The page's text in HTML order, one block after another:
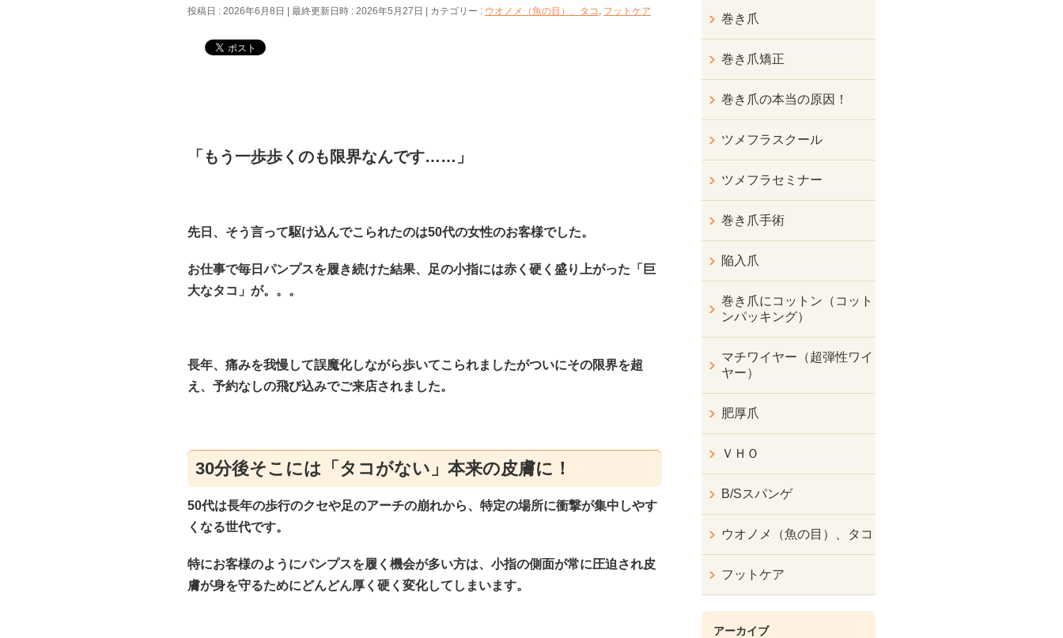
投稿日 : 2026年6月8日 最終更新日時 : 2026年5月27日 カテゴリー : ウオノメ（魚の目）、タコ , フットケア
「もう一歩歩くのも限界なんです……」
先日、そう言って駆け込んでこられたのは50代の女性のお客様でした。
お仕事で毎日パンプスを履き続けた結果、足の小指には赤く硬く盛り上がった「巨
大なタコ」が。。。
長年、痛みを我慢して誤魔化しながら歩いてこられましたがついにその限界を超
え、予約なしの飛び込みでご来店されました。
30分後そこには「タコがない」本来の皮膚に！
50代は長年の歩行のクセや足のアーチの崩れから、特定の場所に衝撃が集中しやす
くなる世代です。
特にお客様のようにパンプスを履く機会が多い方は、小指の側面が常に圧迫され皮
膚が身を守るためにどんどん厚く硬く変化してしまいます。
巻き爪
巻き爪矯正
巻き爪の本当の原因！
ツメフラスクール
ツメフラセミナー
巻き爪手術
陥入爪
巻き爪にコットン（コット
ンパッキング）
マチワイヤー（超弾性ワイ
ヤー）
肥厚爪
ＶＨＯ
B/Sスパンゲ
ウオノメ（魚の目）、タコ
フットケア
アーカイブ